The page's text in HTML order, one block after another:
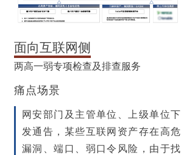
面向互联网侧
两高一弱专项检查及排查服务
痛点场景
网安部门及主管单位、上级单位下
发通告，某些互联网资产存在高危
漏洞、端口、弱口令风险 ，由于找